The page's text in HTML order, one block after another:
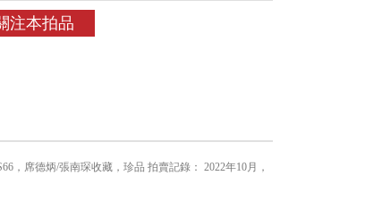
注本拍品
，席德炳/張南琛收藏，珍品 拍賣記錄： 2022年10月，